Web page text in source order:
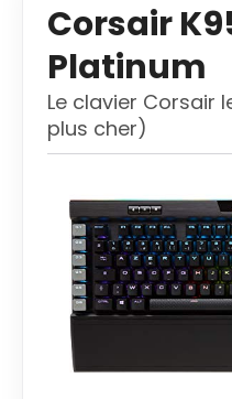
Corsair
Platinum
Le clavier Corsair
plus cher)